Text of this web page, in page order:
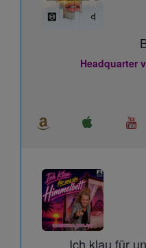
Headquarter
Ich klau für